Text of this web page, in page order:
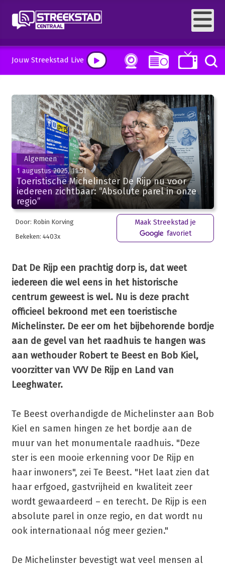
Jouw Streekstad Live
Algemeen
1 augustus 2025, 11:51
Toeristische Michelinster De Rijp nu voor
iedereen zichtbaar: “Absolute parel in onze
regio”
Door: Robin Korving
Bekeken: 4403x
Maak Streekstad je
favoriet
Dat De Rijp een prachtig dorp is, dat weet
iedereen die wel eens in het historische
centrum geweest is wel. Nu is deze pracht
officieel bekroond met een toeristische
Michelinster. De eer om het bijbehorende bordje
aan de gevel van het raadhuis te hangen was
aan wethouder Robert te Beest en Bob Kiel,
voorzitter van VVV De Rijp en Land van
Leeghwater.
Te Beest overhandigde de Michelinster aan Bob
Kiel en samen hingen ze het bordje aan de
muur van het monumentale raadhuis. "Deze
ster is een mooie erkenning voor De Rijp en
haar inwoners", zei Te Beest. "Het laat zien dat
haar erfgoed, gastvrijheid en kwaliteit zeer
wordt gewaardeerd – en terecht. De Rijp is een
absolute parel in onze regio, en dat wordt nu
ook internationaal nóg meer gezien."
De Michelinster bevestigt wat veel mensen al